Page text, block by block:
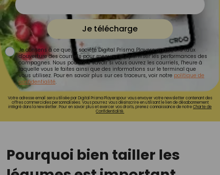
Je télécharge
Je consens à ce que la société Digital Prisma Players analyse le taux
d'ouverture des courriels pour mesurer et optimiser les performances des
campagnes. Nous pourrons savoir si vous ouvrez les courriels, l'heure à
laquelle vous le faites ainsi que des informations sur le terminal que
vous utilisez. Pour en savoir plus sur ces traceurs, voir notre politique de
confidentialité.
Votre adresse email sera utilisée par Digital Prisma Playerspour vous envoyer votre newsletter contenant des
offres commerciales personnalisées. Vous pourrez vous désinscrire en utilisant le lien de désabonnement
intégré dans la newsletter. Pour en savoir plus et exercer vos droits, prenez connaissance de notreCharte de
Confidentialité.
Pourquoi bien tailler les